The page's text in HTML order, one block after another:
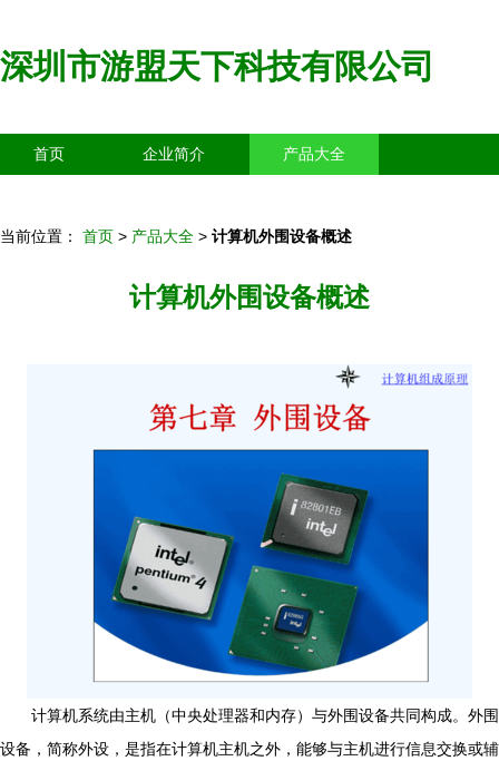
深圳市游盟天下科技有限公司
首页 企业简介 产品大全
当前位置： 首页 > 产品大全 > 计算机外围设备概述
计算机外围设备概述
计算机系统由主机（中央处理器和内存）与外围设备共同构成。外围
设备，简称外设，是指在计算机主机之外，能够与主机进行信息交换或辅